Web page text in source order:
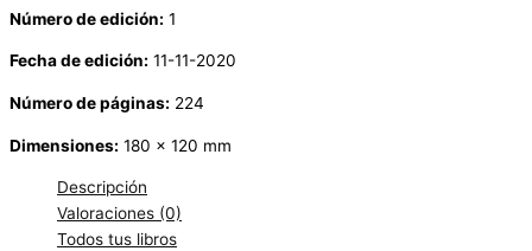
Número de edición: 1
Fecha de edición: 11-11-2020
Número de páginas: 224
Dimensiones: 180 x 120 mm
Descripción
Valoraciones (0)
Todos tus libros